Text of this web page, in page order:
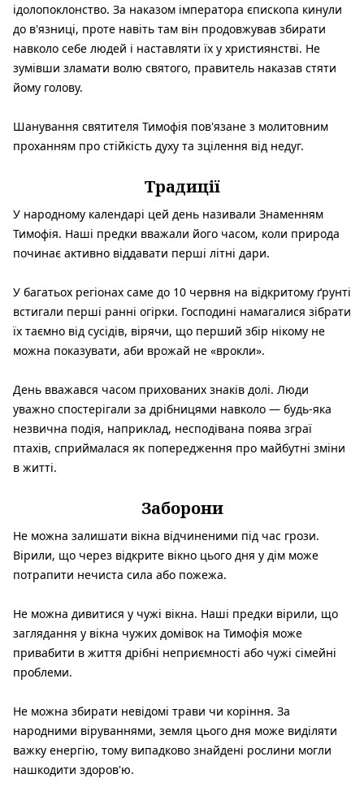
ідолопоклонство. За наказом імператора єпископа кинули
до в'язниці, проте навіть там він продовжував збирати
навколо себе людей і наставляти їх у християнстві. Не
зумівши зламати волю святого, правитель наказав стяти
йому голову.
Шанування святителя Тимофія пов'язане з молитовним
проханням про стійкість духу та зцілення від недуг.
Традиції
У народному календарі цей день називали Знаменням
Тимофія. Наші предки вважали його часом, коли природа
починає активно віддавати перші літні дари.
У багатьох регіонах саме до 10 червня на відкритому ґрунті
встигали перші ранні огірки. Господині намагалися зібрати
їх таємно від сусідів, вірячи, що перший збір нікому не
можна показувати, аби врожай не «врокли».
День вважався часом прихованих знаків долі. Люди
уважно спостерігали за дрібницями навколо — будь-яка
незвична подія, наприклад, несподівана поява зграї
птахів, сприймалася як попередження про майбутні зміни
в житті.
Заборони
Не можна залишати вікна відчиненими під час грози.
Вірили, що через відкрите вікно цього дня у дім може
потрапити нечиста сила або пожежа.
Не можна дивитися у чужі вікна. Наші предки вірили, що
заглядання у вікна чужих домівок на Тимофія може
привабити в життя дрібні неприємності або чужі сімейні
проблеми.
Не можна збирати невідомі трави чи коріння. За
народними віруваннями, земля цього дня може виділяти
важку енергію, тому випадково знайдені рослини могли
нашкодити здоров'ю.